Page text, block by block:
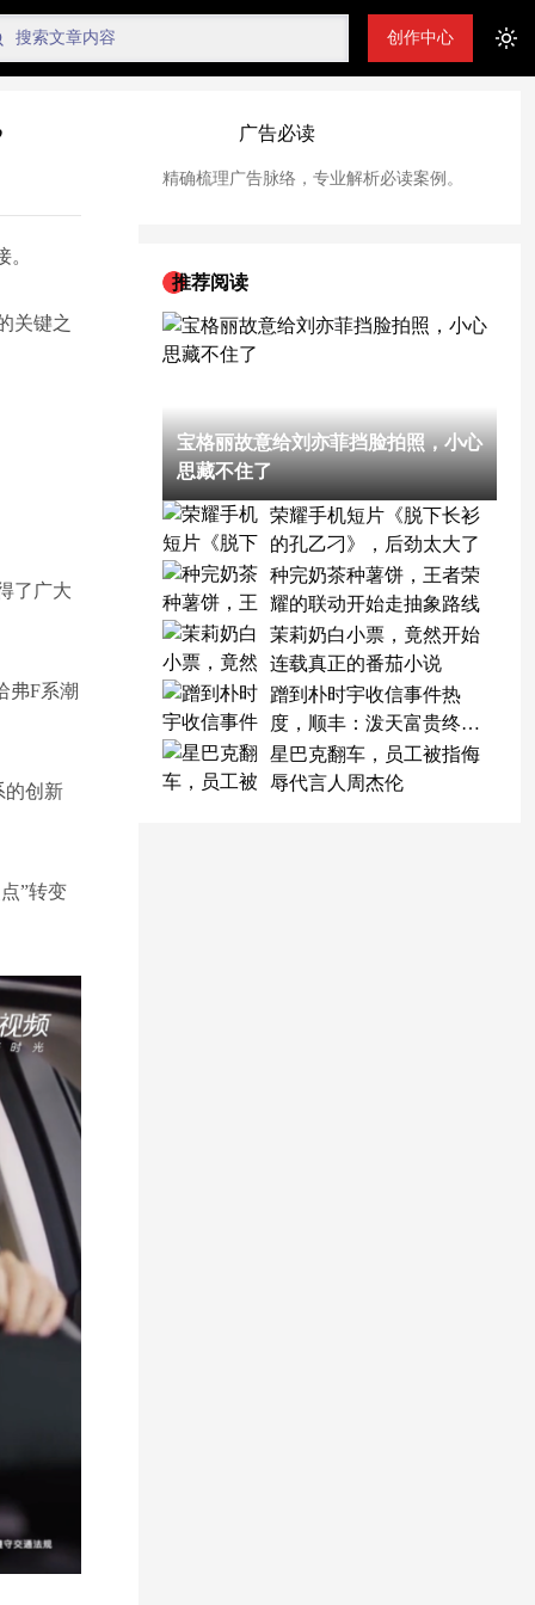
创作中心
关键之
了广大
弗F系潮
的创新
”转变
广告必读
精确梳理广告脉络，专业解析必读案例。
推荐阅读
宝格丽故意给刘亦菲挡脸拍照，小心
思藏不住了
荣耀手机短片《脱下长衫
的孔乙刁》，后劲太大了
种完奶茶种薯饼，王者荣
耀的联动开始走抽象路线
茉莉奶白小票，竟然开始
连载真正的番茄小说
蹭到朴时宇收信事件热
度，顺丰：泼天富贵终于
轮到我了
星巴克翻车，员工被指侮
辱代言人周杰伦